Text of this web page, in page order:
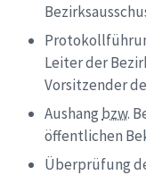
Leiter der
Vorsitzender
Aushang bzw.
öffentlichen
Überprüfung